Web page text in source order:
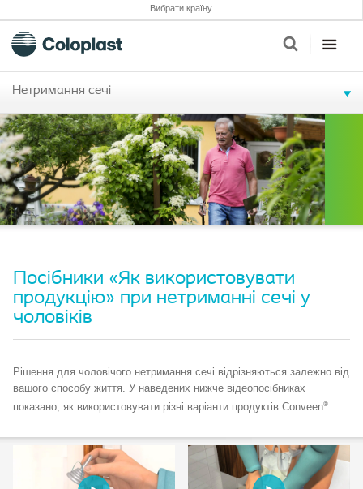
Вибрати країну
Нетримання сечі
Посібники «Як використовувати
продукцію» при нетриманні сечі у
чоловіків
Рішення для чоловічого нетримання сечі відрізняються залежно від
вашого способу життя. У наведених нижче відеопосібниках
показано, як використовувати різні варіанти продуктів Conveen®.